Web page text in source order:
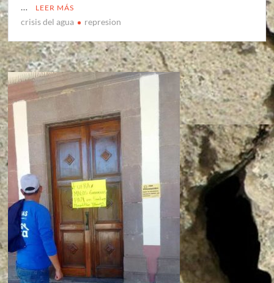
…
LEER MÁS
crisis del agua represion